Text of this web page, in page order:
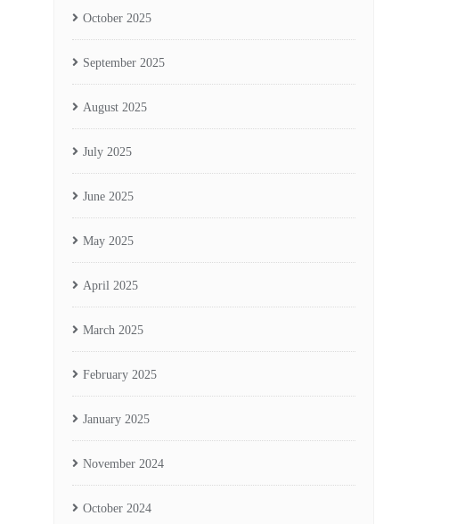
October 2025
September 2025
August 2025
July 2025
June 2025
May 2025
April 2025
March 2025
February 2025
January 2025
November 2024
October 2024